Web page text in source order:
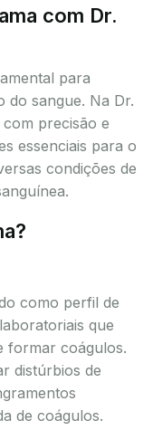
com Dr.
para
do sangue. Na Dr.
precisão e
essenciais para o
condições de
como perfil de
que
formar coágulos.
distúrbios de
de coágulos.